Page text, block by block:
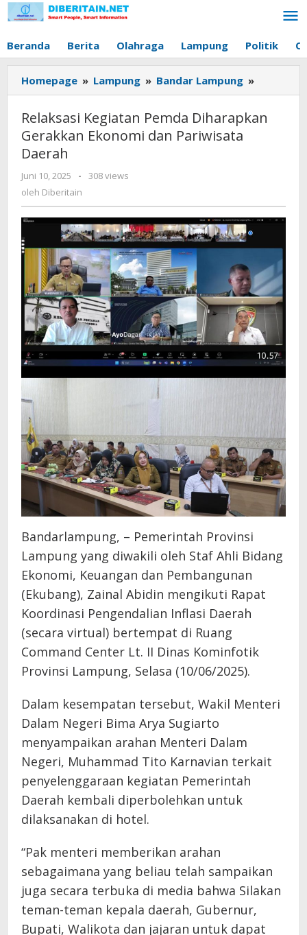
Lewati
ke
Beranda Berita Olahraga Lampung Politik
Homepage » Lampung » Bandar Lampung »
Kegiatan
Relaksasi Kegiatan Pemda Diharapkan
Gerakkan Ekonomi dan Pariwisata
Daerah
Juni 10, 2025
oleh
Diberitain
-
308 views
oleh Diberitain
Bandarlampung, – Pemerintah Provinsi
Lampung yang diwakili oleh Staf Ahli Bidang
Ekonomi, Keuangan dan Pembangunan
(Ekubang), Zainal Abidin mengikuti Rapat
Koordinasi Pengendalian Inflasi Daerah
(secara virtual) bertempat di Ruang
Command Center Lt. II Dinas Kominfotik
Provinsi Lampung, Selasa (10/06/2025).
Dalam kesempatan tersebut, Wakil Menteri
Dalam Negeri Bima Arya Sugiarto
menyampaikan arahan Menteri Dalam
Negeri, Muhammad Tito Karnavian terkait
penyelenggaraan kegiatan Pemerintah
Daerah kembali diperbolehkan untuk
dilaksanakan di hotel.
“Pak menteri memberikan arahan
sebagaimana yang beliau telah sampaikan
juga secara terbuka di media bahwa Silakan
teman-teman kepala daerah, Gubernur,
Bupati, Walikota dan jajaran untuk dapat